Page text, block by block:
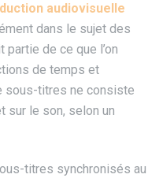
audiovisuelle
dans le sujet des
de ce que l’on
de temps et
sous-titres ne consiste
sur le son, selon un
titres synchronisés au